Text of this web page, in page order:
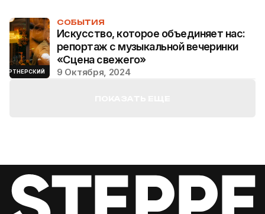
ПАРТНЕРСКИЙ
СОБЫТИЯ
Искусство, которое объединяет нас:
репортаж с музыкальной вечеринки
«Сцена свежего»
9 Октября, 2024